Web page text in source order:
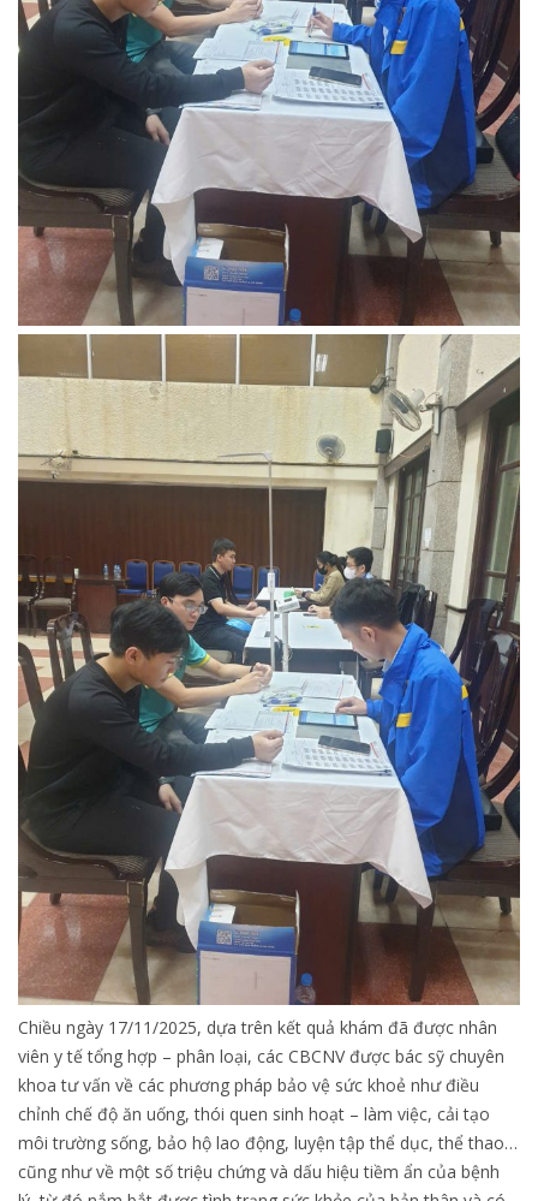
Chiều ngày 17/11/2025, dựa trên kết quả khám đã được nhân
viên y tế tổng hợp – phân loại, các CBCNV được bác sỹ chuyên
khoa tư vấn về các phương pháp bảo vệ sức khoẻ như điều
chỉnh chế độ ăn uống, thói quen sinh hoạt – làm việc, cải tạo
môi trường sống, bảo hộ lao động, luyện tập thể dục, thể thao…
cũng như về một số triệu chứng và dấu hiệu tiềm ẩn của bệnh